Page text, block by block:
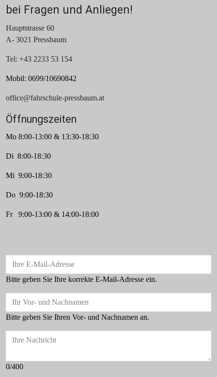
bei Fragen und Anliegen!
Hauptstrasse 60
A- 3021 Pressbaum
Tel: +43 2233 53 154
Mobil: 0699/10690842
office@fahrschule-pressbaum.at
Öffnungszeiten
Mo 8:00-13:00 & 13:30-18:30
Di 8:00-18:30
Mi 9:00-18:30
Do 9:00-18:30
Fr 9:00-13:00 & 14:00-18:00
Ihre E-Mail-Adresse
Bitte geben Sie Ihre korrekte E-Mail-Adresse ein.
Ihr Vor- und Nachnamen
Bitte geben Sie Ihren Vor- und Nachnamen an.
Ihre Nachricht
0/400